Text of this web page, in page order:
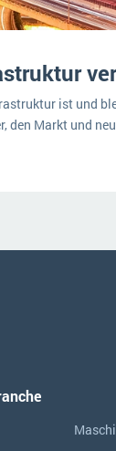
ist und
den Markt und